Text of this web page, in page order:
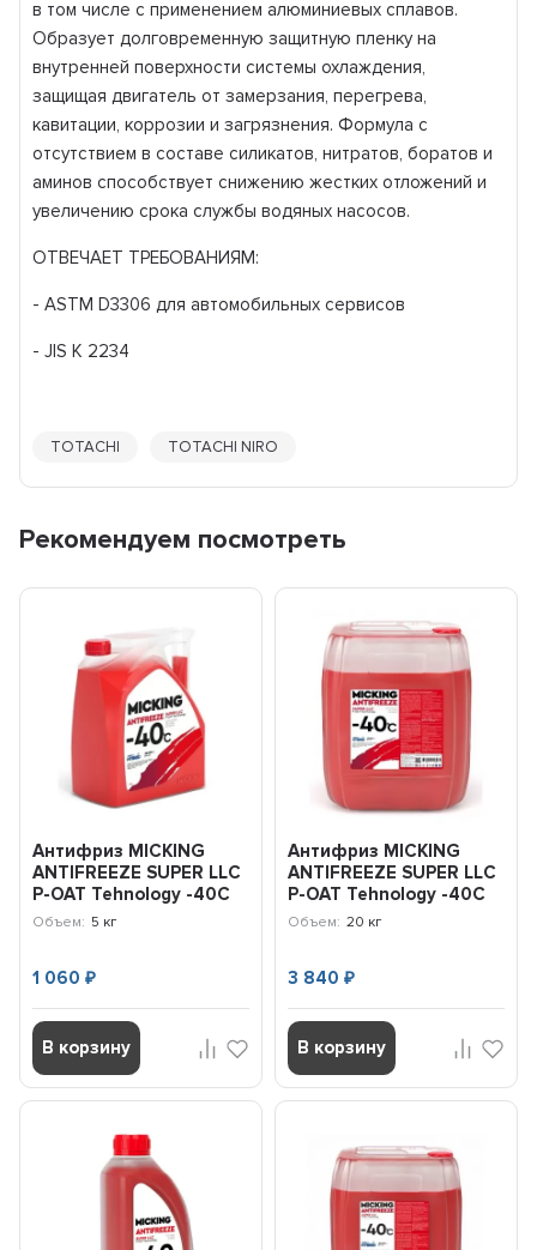
в том числе с применением алюминиевых сплавов.
Образует долговременную защитную пленку на
внутренней поверхности системы охлаждения,
защищая двигатель от замерзания, перегрева,
кавитации, коррозии и загрязнения. Формула с
отсутствием в составе силикатов, нитратов, боратов и
аминов способствует снижению жестких отложений и
увеличению срока службы водяных насосов.
ОТВЕЧАЕТ ТРЕБОВАНИЯМ:
- ASTM D3306 для автомобильных сервисов
- JIS K 2234
TOTACHI TOTACHI NIRO
Рекомендуем посмотреть
Антифриз MICKING
ANTIFREEZE SUPER LLC
P-OAT Tehnology -40C
(красный) 5кг MA1008
Объем: 5 кг
1 060₽
В корзину
Антифриз MICKING
ANTIFREEZE SUPER LLC
P-OAT Tehnology -40C
(красный) 20кг MA1010
Объем: 20 кг
3 840 ₽
В корзину